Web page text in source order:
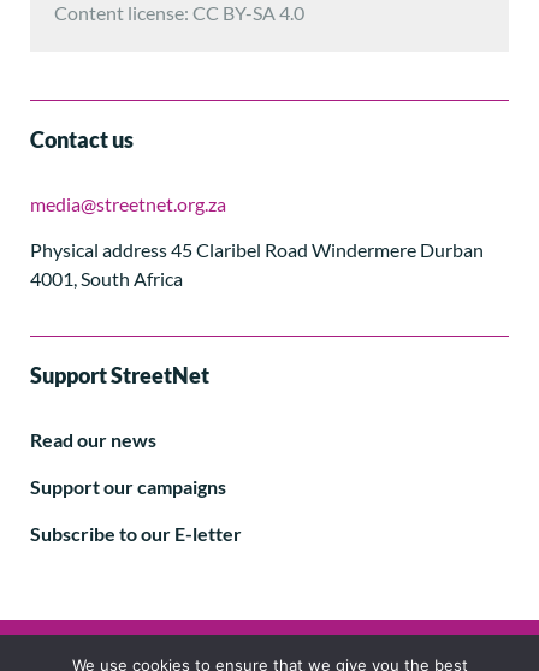
Content license: CC BY-SA 4.0
Contact us
media@streetnet.org.za
Physical address 45 Claribel Road Windermere Durban
4001, South Africa
Support StreetNet
Read our news
Support our campaigns
Subscribe to our E-letter
Follow us
We use cookies to ensure that we give you the best